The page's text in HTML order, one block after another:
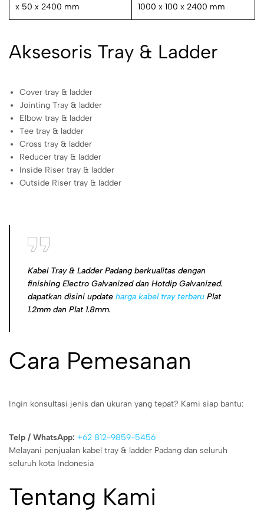
x 50 x 2400 mm
1000 x 100 x 2400 mm
Aksesoris Tray & Ladder
Cover tray & ladder
Jointing Tray & ladder
Elbow tray & ladder
Tee tray & ladder
Cross tray & ladder
Reducer tray & ladder
Inside Riser tray & ladder
Outside Riser tray & ladder
Kabel Tray & Ladder Padang berkualitas dengan
finishing Electro Galvanized dan Hotdip Galvanized.
dapatkan disini update harga kabel tray terbaru Plat
1.2mm dan Plat 1.8mm.
Cara Pemesanan
Ingin konsultasi jenis dan ukuran yang tepat? Kami siap bantu:
Telp / WhatsApp: +62 812-9859-5456
Melayani penjualan kabel tray & ladder Padang dan seluruh
seluruh kota Indonesia
Tentang Kami